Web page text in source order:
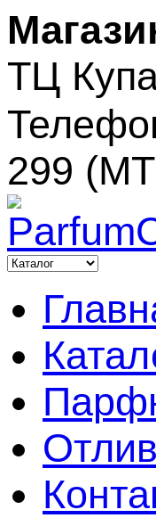
ТЦ
299